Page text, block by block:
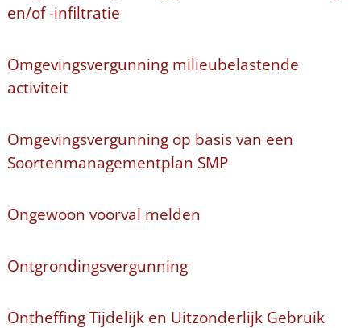
en/of -infiltratie
Omgevingsvergunning milieubelastende
activiteit
Omgevingsvergunning op basis van een
Soortenmanagementplan SMP
Ongewoon voorval melden
Ontgrondingsvergunning
Ontheffing Tijdelijk en Uitzonderlijk Gebruik